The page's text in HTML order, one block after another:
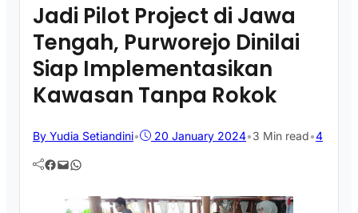
Jadi Pilot Project di Jawa
Tengah, Purworejo Dinilai
Siap Implementasikan
Kawasan Tanpa Rokok
By Yudia Setiandini• 20 January 2024•3 Min read•4
Facebook Mail WhatsApp